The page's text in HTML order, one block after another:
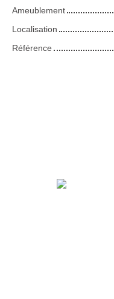
Ameublement
Localisation
Référence